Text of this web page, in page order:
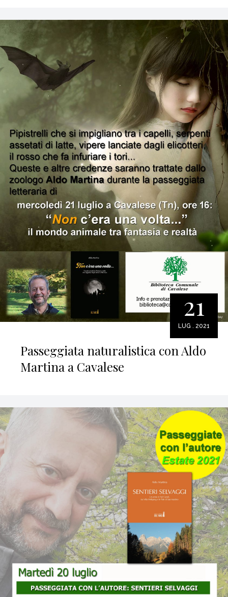
21
LUG . 2021
Passeggiata naturalistica con Aldo
Martina a Cavalese